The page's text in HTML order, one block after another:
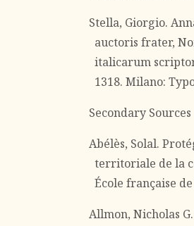
Stella, Giorgio.
auctoris frater,
italicarum
1318. Milano:
Secondary Sources
Abélès, Solal.
territoriale de la
École française de
Allmon, Nicholas